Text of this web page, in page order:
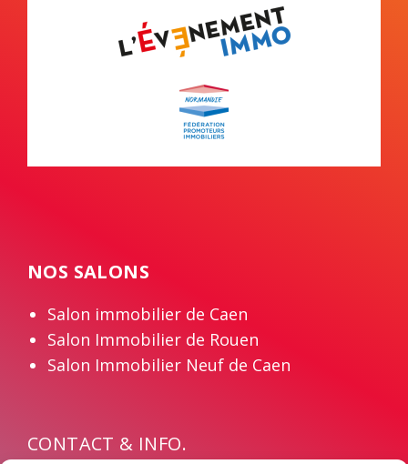
NOS SALONS
Salon immobilier de Caen
Salon Immobilier de Rouen
Salon Immobilier Neuf de Caen
CONTACT & INFO.